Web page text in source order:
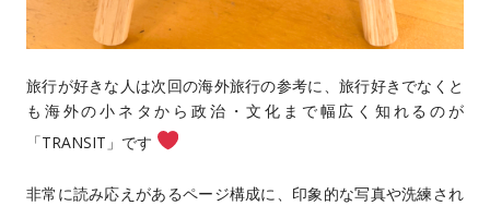
旅行が好きな人は次回の海外旅行の参考に、旅行好きでなくと
も海外の小ネタから政治・文化まで幅広く知れるのが
「TRANSIT」です
非常に読み応えがあるページ構成に、印象的な写真や洗練され